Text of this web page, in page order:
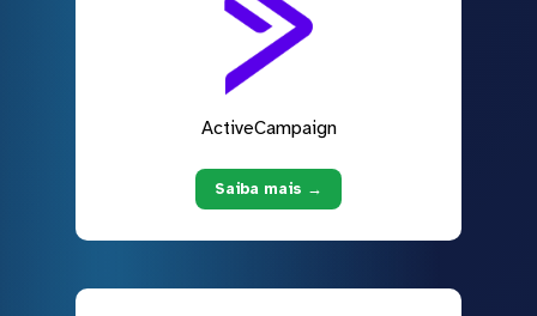
ActiveCampaign
Saiba mais →